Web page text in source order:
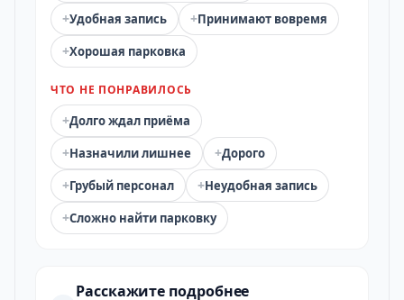
+Удобная запись +Принимают вовремя
+Хорошая парковка
ЧТО НЕ ПОНРАВИЛОСЬ
+Долго ждал приёма
+Назначили лишнее +Дорого
+Грубый персонал +Неудобная запись
+Сложно найти парковку
Расскажите подробнее